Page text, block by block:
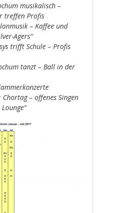
musikalisch –
treffen Profis
– Kaffee und
Agers“
trifft Schule – Profis
tanzt – Ball in der
– offenes Singen